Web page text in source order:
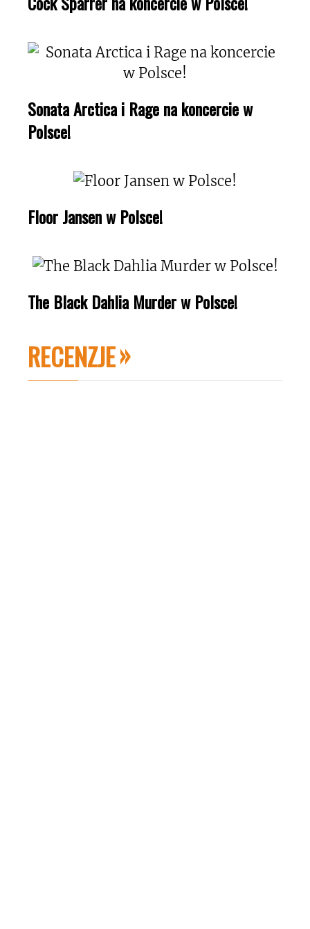
Sonata Arctica i Rage na koncercie w
Polsce!
Floor Jansen w Polsce!
The Black Dahlia Murder w Polsce!
RECENZJE